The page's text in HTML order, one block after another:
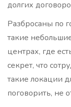
долгих
Разбросаны по
такие
центрах, где
секрет, что
такие локации
поговорить, не